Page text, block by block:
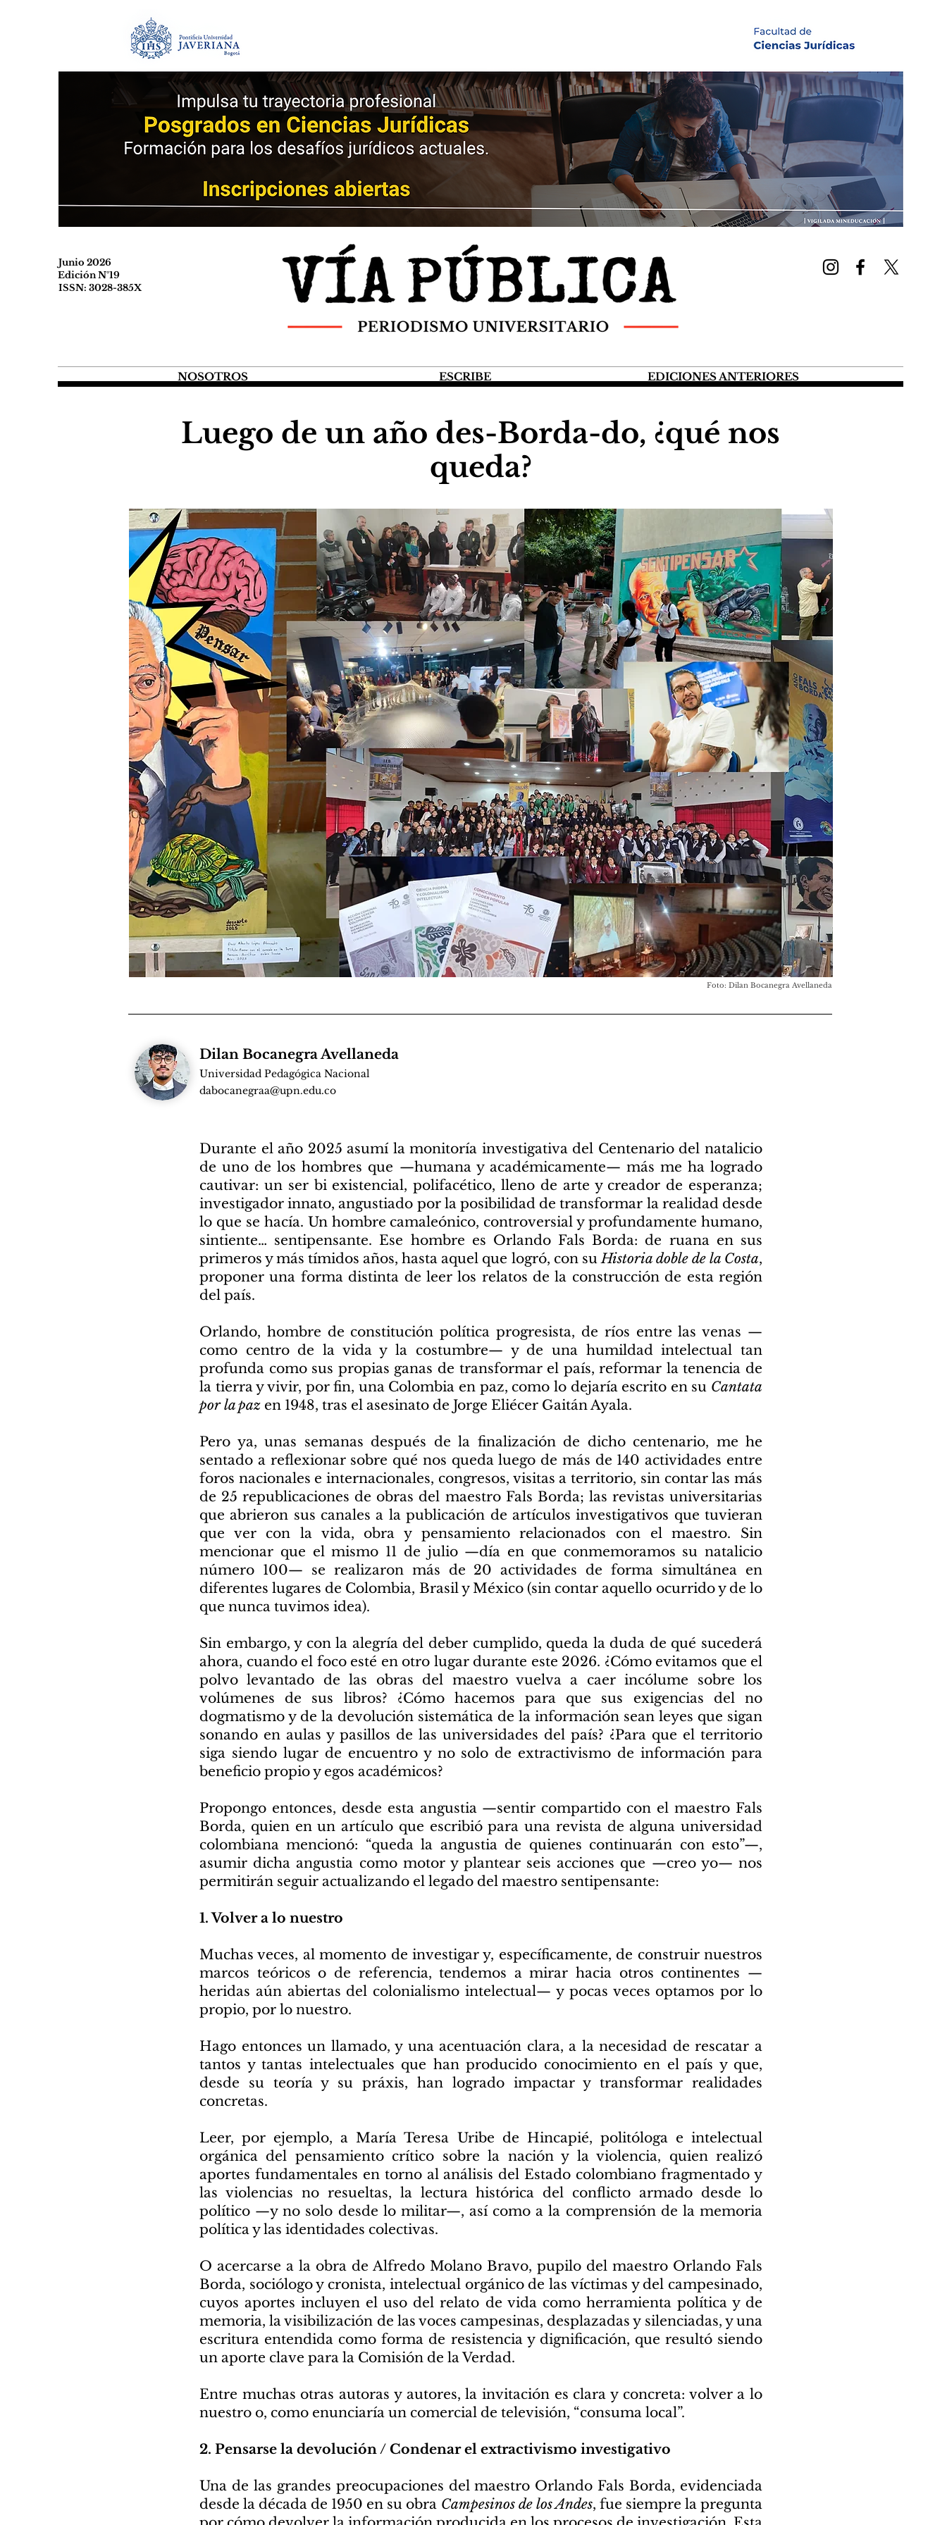
Junio 2026
Edición N°19
ISSN: 3028-385X
NOSOTROS ESCRIBE EDICIONES ANTERIORES
Luego de un año des-Borda-do, ¿qué nos
queda?
Foto: Dilan Bocanegra Avellaneda
Dilan Bocanegra Avellaneda
Universidad Pedagógica Nacional
dabocanegraa@upn.edu.co
Durante el año 2025 asumí la monitoría investigativa del Centenario del natalicio
de uno de los hombres que —humana y académicamente— más me ha logrado
cautivar: un ser bi existencial, polifacético, lleno de arte y creador de esperanza;
investigador innato, angustiado por la posibilidad de transformar la realidad desde
lo que se hacía. Un hombre camaleónico, controversial y profundamente humano,
sintiente… sentipensante. Ese hombre es Orlando Fals Borda: de ruana en sus
primeros y más tímidos años, hasta aquel que logró, con suHistoria doble de la Costa,
proponer una forma distinta de leer los relatos de la construcción de esta región
del país.
Orlando, hombre de constitución política progresista, de ríos entre las venas —
como centro de la vida y la costumbre— y de una humildad intelectual tan
profunda como sus propias ganas de transformar el país, reformar la tenencia de
la tierra y vivir, por fin, una Colombia en paz, como lo dejaría escrito en su Cantata
por la paz en 1948, tras el asesinato de Jorge Eliécer Gaitán Ayala.
Pero ya, unas semanas después de la finalización de dicho centenario, me he
sentado a reflexionar sobre qué nos queda luego de más de 140 actividades entre
foros nacionales e internacionales, congresos, visitas a territorio, sin contar las más
de 25 republicaciones de obras del maestro Fals Borda; las revistas universitarias
que abrieron sus canales a la publicación de artículos investigativos que tuvieran
que ver con la vida, obra y pensamiento relacionados con el maestro. Sin
mencionar que el mismo 11 de julio —día en que conmemoramos su natalicio
número 100— se realizaron más de 20 actividades de forma simultánea en
diferentes lugares de Colombia, Brasil y México (sin contar aquello ocurrido y de lo
que nunca tuvimos idea).
Sin embargo, y con la alegría del deber cumplido, queda la duda de qué sucederá
ahora, cuando el foco esté en otro lugar durante este 2026. ¿Cómo evitamos que el
polvo levantado de las obras del maestro vuelva a caer incólume sobre los
volúmenes de sus libros? ¿Cómo hacemos para que sus exigencias del no
dogmatismo y de la devolución sistemática de la información sean leyes que sigan
sonando en aulas y pasillos de las universidades del país? ¿Para que el territorio
siga siendo lugar de encuentro y no solo de extractivismo de información para
beneficio propio y egos académicos?
Propongo entonces, desde esta angustia —sentir compartido con el maestro Fals
Borda, quien en un artículo que escribió para una revista de alguna universidad
colombiana mencionó: “queda la angustia de quienes continuarán con esto”—,
asumir dicha angustia como motor y plantear seis acciones que —creo yo— nos
permitirán seguir actualizando el legado del maestro sentipensante:
1. Volver a lo nuestro
Muchas veces, al momento de investigar y, específicamente, de construir nuestros
marcos teóricos o de referencia, tendemos a mirar hacia otros continentes —
heridas aún abiertas del colonialismo intelectual— y pocas veces optamos por lo
propio, por lo nuestro.
Hago entonces un llamado, y una acentuación clara, a la necesidad de rescatar a
tantos y tantas intelectuales que han producido conocimiento en el país y que,
desde su teoría y su práxis, han logrado impactar y transformar realidades
concretas.
Leer, por ejemplo, a María Teresa Uribe de Hincapié, politóloga e intelectual
orgánica del pensamiento crítico sobre la nación y la violencia, quien realizó
aportes fundamentales en torno al análisis del Estado colombiano fragmentado y
las violencias no resueltas, la lectura histórica del conflicto armado desde lo
político —y no solo desde lo militar—, así como a la comprensión de la memoria
política y las identidades colectivas.
O acercarse a la obra de Alfredo Molano Bravo, pupilo del maestro Orlando Fals
Borda, sociólogo y cronista, intelectual orgánico de las víctimas y del campesinado,
cuyos aportes incluyen el uso del relato de vida como herramienta política y de
memoria, la visibilización de las voces campesinas, desplazadas y silenciadas, y una
escritura entendida como forma de resistencia y dignificación, que resultó siendo
un aporte clave para la Comisión de la Verdad.
Entre muchas otras autoras y autores, la invitación es clara y concreta: volver a lo
nuestro o, como enunciaría un comercial de televisión, “consuma local”.
2. Pensarse la devolución / Condenar el extractivismo investigativo
Una de las grandes preocupaciones del maestro Orlando Fals Borda, evidenciada
desde la década de 1950 en su obra Campesinos de los Andes, fue siempre la pregunta